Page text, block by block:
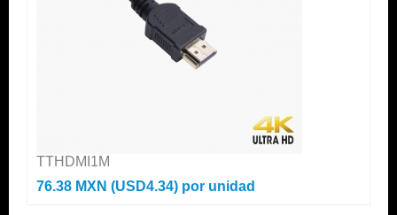
TTHDMI1M
76.38 MXN (USD4.34) por unidad